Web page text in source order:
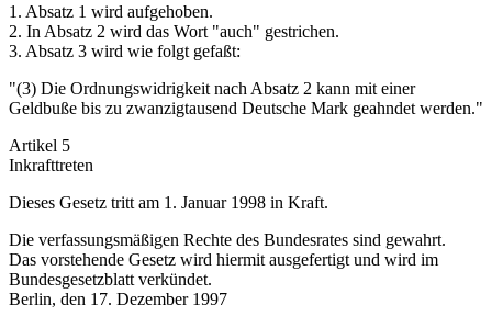
1. Absatz 1 wird aufgehoben.
2. In Absatz 2 wird das Wort "auch" gestrichen.
3. Absatz 3 wird wie folgt gefaßt:
"(3) Die Ordnungswidrigkeit nach Absatz 2 kann mit einer
Geldbuße bis zu zwanzigtausend Deutsche Mark geahndet werden."
Artikel 5
Inkrafttreten
Dieses Gesetz tritt am 1. Januar 1998 in Kraft.
Die verfassungsmäßigen Rechte des Bundesrates sind gewahrt.
Das vorstehende Gesetz wird hiermit ausgefertigt und wird im
Bundesgesetzblatt verkündet.
Berlin, den 17. Dezember 1997